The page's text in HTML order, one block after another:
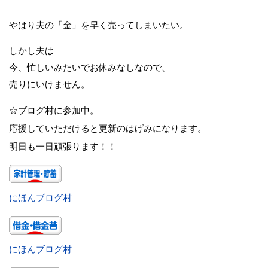
やはり夫の「金」を早く売ってしまいたい。
しかし夫は
今、忙しいみたいでお休みなしなので、
売りにいけません。
☆ブログ村に参加中。
応援していただけると更新のはげみになります。
明日も一日頑張ります！！
にほんブログ村
にほんブログ村